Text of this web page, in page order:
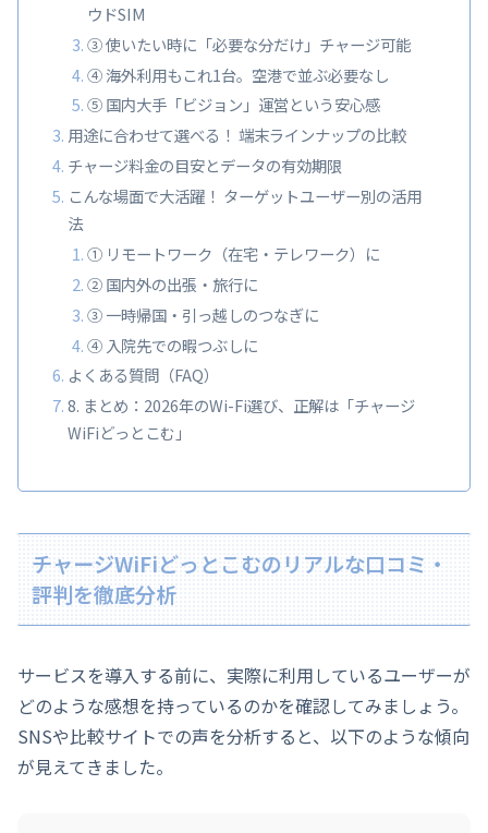
ウドSIM
③ 使いたい時に「必要な分だけ」チャージ可能
④ 海外利用もこれ1台。空港で並ぶ必要なし
⑤ 国内大手「ビジョン」運営という安心感
用途に合わせて選べる！ 端末ラインナップの比較
チャージ料金の目安とデータの有効期限
こんな場面で大活躍！ ターゲットユーザー別の活用
法
① リモートワーク（在宅・テレワーク）に
② 国内外の出張・旅行に
③ 一時帰国・引っ越しのつなぎに
④ 入院先での暇つぶしに
よくある質問（FAQ）
8. まとめ：2026年のWi-Fi選び、正解は「チャージ
WiFiどっとこむ」
チャージWiFiどっとこむのリアルな口コミ・
評判を徹底分析
サービスを導入する前に、実際に利用しているユーザーが
どのような感想を持っているのかを確認してみましょう。
SNSや比較サイトでの声を分析すると、以下のような傾向
が見えてきました。